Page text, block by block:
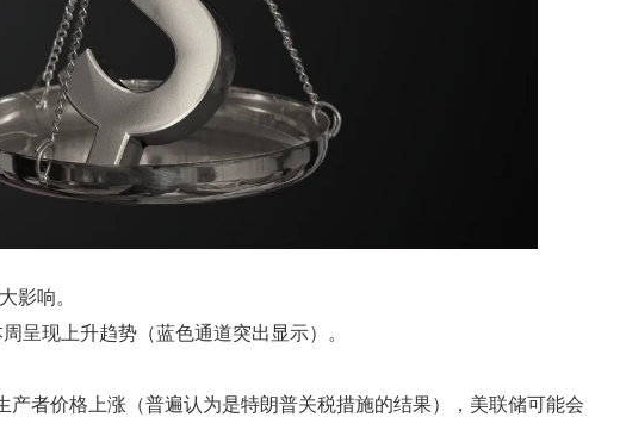
影响。
呈现上升趋势（蓝色通道突出显示）。
者价格上涨（普遍认为是特朗普关税措施的结果），美联储可能会